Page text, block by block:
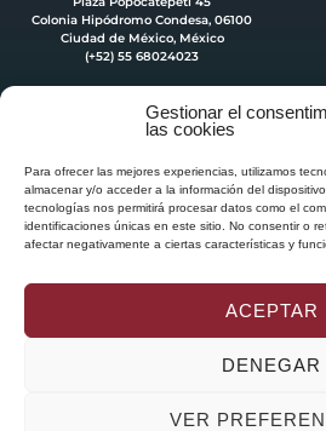
Gestionar el
las cookies
Para ofrecer las mejores experiencias, utilizamos
almacenar y/o acceder a la información del
tecnologías nos permitirá procesar datos como el
identificaciones únicas en este sitio. No consentir o
afectar negativamente a ciertas características y
ACEPTAR
DENEGAR
VER
Colonia Hipódromo Condesa, 06100
Ciudad de México, México
(+52) 55 68024023
Gràcia 50, planta 5 | +34 935 185 385 | 08007